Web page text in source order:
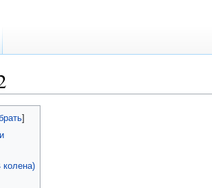
]
колена)